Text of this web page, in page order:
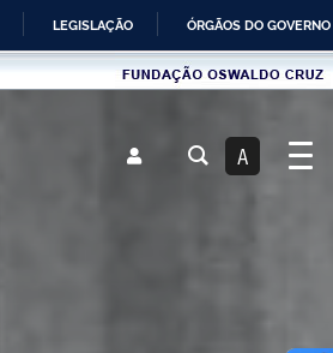
LEGISLAÇÃO ÓRGÃOS DO GOVERNO
Fundau00e7u00e3o
Cruz
A